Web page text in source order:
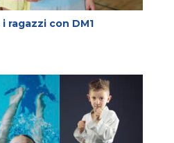
ragazzi con DM1